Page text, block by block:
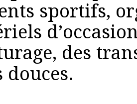
sportifs,
des